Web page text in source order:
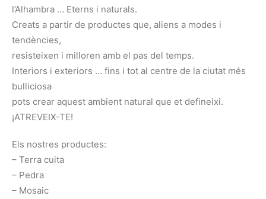
l’Alhambra … Eterns i naturals.
Creats a partir de productes que, aliens a modes i
tendències,
resisteixen i milloren amb el pas del temps.
Interiors i exteriors … fins i tot al centre de la ciutat més
bulliciosa
pots crear aquest ambient natural que et defineixi.
¡ATREVEIX-TE!
Els nostres productes:
– Terra cuita
– Pedra
– Mosaic